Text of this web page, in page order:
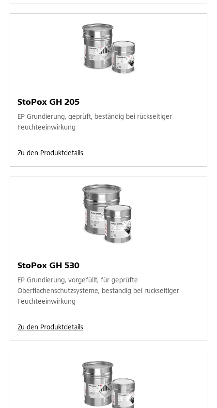
StoPox GH 205
EP Grundierung, geprüft, beständig bei rückseitiger
Feuchteeinwirkung
Zu den Produktdetails
StoPox GH 530
EP Grundierung, vorgefüllt, für geprüfte
Oberflächenschutzsysteme, beständig bei rückseitiger
Feuchteeinwirkung
Zu den Produktdetails